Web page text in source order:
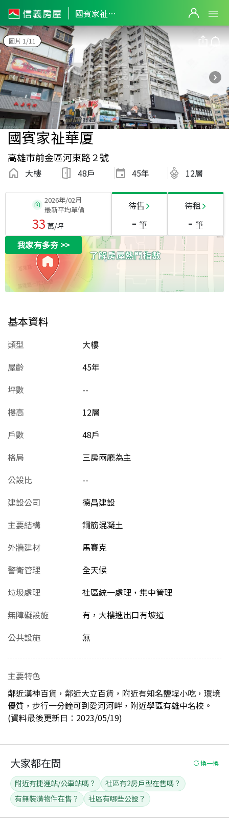
國賓家祉華厦
圖片 1/11
國賓家祉華厦
高雄市前金區河東路２號
大樓 48戶 45年 12層
2026年/02月
最新平均單價
33 萬/坪
待售
- 筆
待租
- 筆
我家有多夯>>
基本資料
類型
大樓
屋齡
45年
坪數
--
樓高
12層
戶數
48戶
格局
三房兩廳為主
公設比
--
建設公司
德昌建設
主要結構
鋼筋混凝土
外牆建材
馬賽克
警衛管理
全天候
垃圾處理
社區統一處理，集中管理
無障礙設施
有，大樓進出口有坡道
公共設施
無
主要特色
鄰近漢神百貨，鄰近大立百貨，附近有知名鹽埕小吃，環境
優質，步行一分鐘可到愛河河畔，附近學區有雄中名校。
(資料最後更新日：2023/05/19)
大家都在問 換一換
附近有捷運站/公車站嗎？
社區有2房戶型在售嗎？
有無裝潢物件在售？
社區有哪些公設？